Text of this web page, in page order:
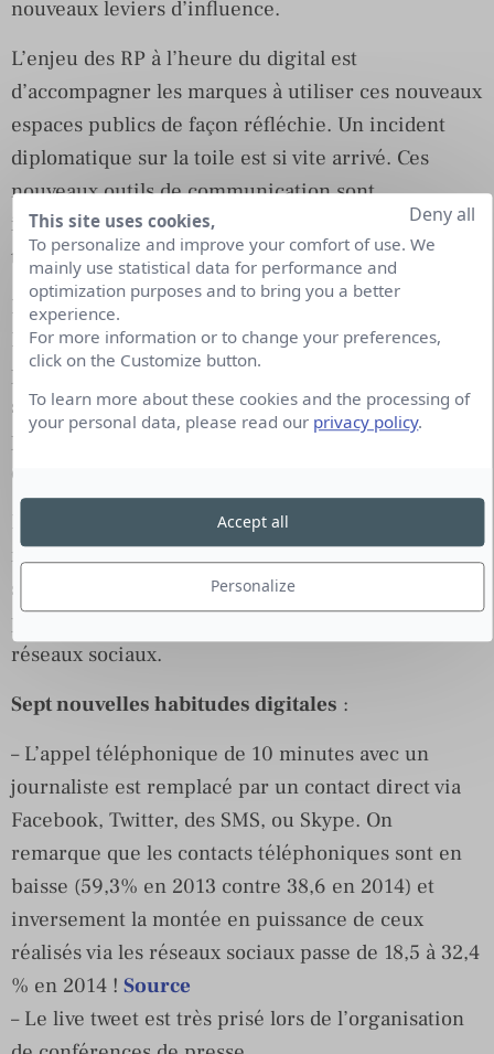
nouveaux leviers d’influence.
L’enjeu des RP à l’heure du digital est
d’accompagner les marques à utiliser ces nouveaux
espaces publics de façon réfléchie. Un incident
diplomatique sur la toile est si vite arrivé. Ces
nouveaux outils de communication sont
instantanés et parfois provoquant les manier est
tout un art.
Les experts des Relations Presse et de la Relation
Publics étendent leur savoir-faire à ces nouvelles
plates-formes et nouveaux relais d’opinion. Ils
s’appuient sur des nouveaux outils comme Traackr
pour mieux connaître et repérer les influenceurs
dans tel ou tel domaine.
L’outil propose un rapport sous la forme d’un
mapping, de graphiques et d’analyses, notamment
sur la taille de leur audience, leurs activités, leurs
publications et leurs profils sur les différents
réseaux sociaux.
Sept nouvelles habitudes digitales :
– L’appel téléphonique de 10 minutes avec un
journaliste est remplacé par un contact direct via
Facebook, Twitter, des SMS, ou Skype. On
remarque que les contacts téléphoniques sont en
baisse (59,3% en 2013 contre 38,6 en 2014) et
inversement la montée en puissance de ceux
réalisés via les réseaux sociaux passe de 18,5 à 32,4
% en 2014 ! Source
– Le live tweet est très prisé lors de l’organisation
This site uses cookies,
To personalize and improve your comfort of use. We
mainly use statistical data for performance and
optimization purposes and to bring you a better
experience.
For more information or to change your preferences,
click on the Customize button.
To learn more about these cookies and the processing of
your personal data, please read our privacy policy.
Personalize
Deny all
Accept all